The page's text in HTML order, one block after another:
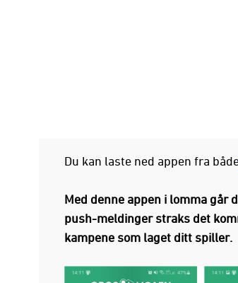
Du kan laste ned appen fra
Med denne appen i lomma går
push-meldinger straks det
kampene som laget ditt spiller.